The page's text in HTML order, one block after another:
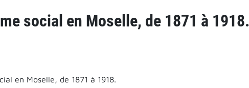
social en Moselle, de 1871 à 1918.
en Moselle, de 1871 à 1918.